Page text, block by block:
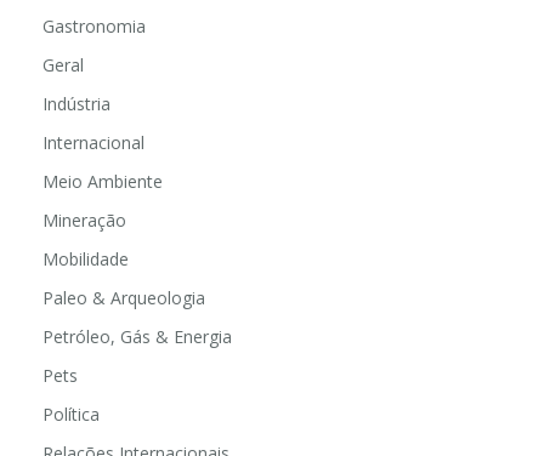
Gastronomia
Geral
Indústria
Internacional
Meio Ambiente
Mineração
Mobilidade
Paleo & Arqueologia
Petróleo, Gás & Energia
Pets
Política